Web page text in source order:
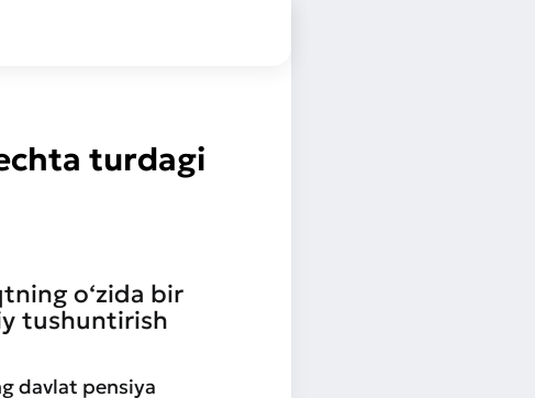
turdagi
o‘zida bir
tushuntirish
davlat pensiya